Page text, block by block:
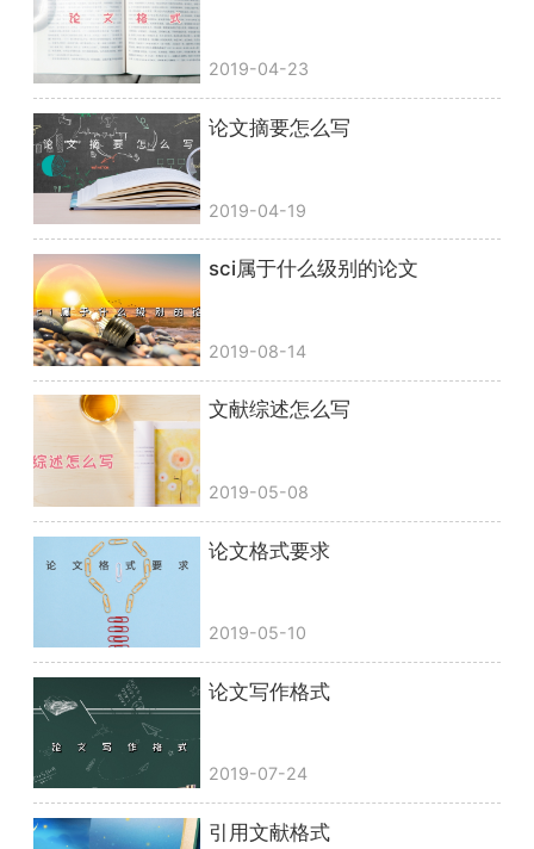
2019-04-23
论文摘要怎么写
2019-04-19
sci属于什么级别的论文
2019-08-14
文献综述怎么写
2019-05-08
论文格式要求
2019-05-10
论文写作格式
2019-07-24
引用文献格式